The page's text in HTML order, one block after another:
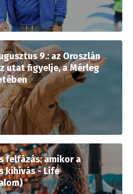
9.: az Oroszlán
utat figyelje, a Mérleg
felfázás: amikor a
kihívás - Life